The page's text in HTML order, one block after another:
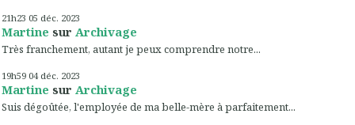
21h23 05 déc. 2023
Martine sur Archivage
Très franchement, autant je peux comprendre notre...
19h59 04 déc. 2023
Martine sur Archivage
Suis dégoûtée, l'employée de ma belle-mère à parfaitement...